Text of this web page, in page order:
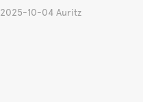
2025-10-04 Auritz